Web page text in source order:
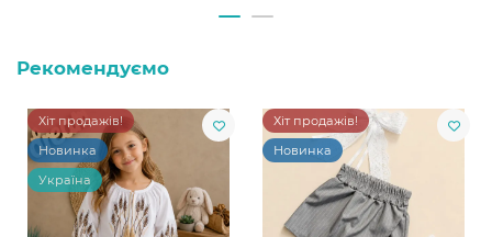
Рекомендуємо
Хіт продажів!
Новинка
Україна
Хіт продажів!
Новинка